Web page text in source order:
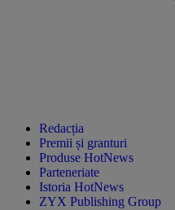
Redacția
Premii și granturi
Produse HotNews
Parteneriate
Istoria HotNews
ZYX Publishing Group